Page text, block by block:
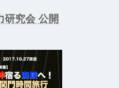
研究会 公開